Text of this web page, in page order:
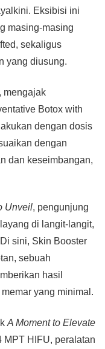
Eksibisi ini
masing-masing
sekaligus
yang diusung.
, mengajak
Botox with
dengan dosis
dengan
dan keseimbangan,
Unveil, pengunjung
di langit-langit,
sini, Skin Booster
sebuah
hasil
yang minimal.
A Moment to Elevate
MPT HIFU, peralatan